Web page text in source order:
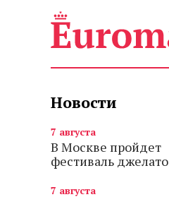
Новости
7 августа
В Москве пройдет
фестиваль джелато
7 августа